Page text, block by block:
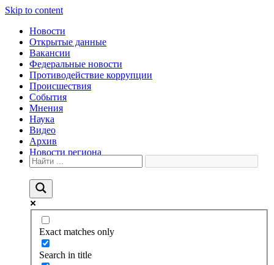
Skip to content
Новости
Открытые данные
Вакансии
Федеральные новости
Противодействие коррупции
Происшествия
События
Мнения
Наука
Видео
Архив
Новости региона
Exact matches only
Search in title